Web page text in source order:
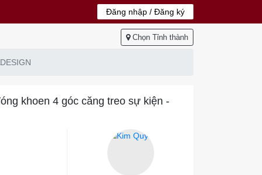
Đăng nhập / Đăng ký
Chọn Tỉnh thành
khoen 4 góc căng treo sự kiện -